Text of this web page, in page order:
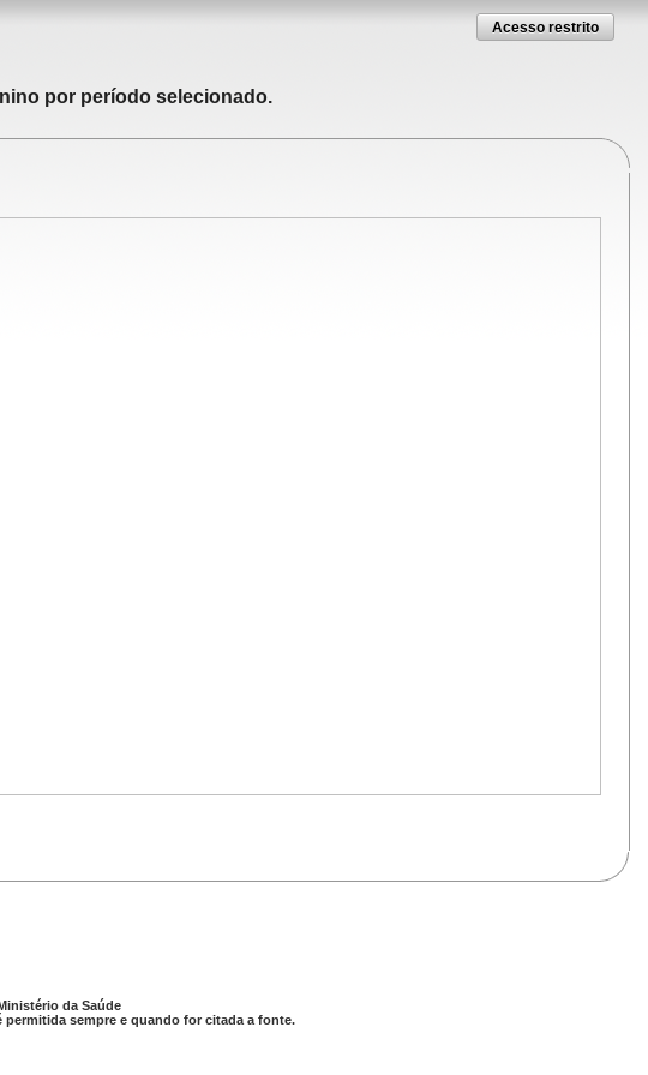
Acesso restrito
por período selecionado.
da Saúde
sempre e quando for citada a fonte.